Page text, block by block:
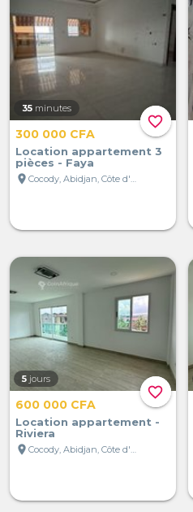
favorite_border
35 minutes
300 000 CFA
Location appartement 3
pièces - Faya
location_on
favorite_border
5 jours
600 000 CFA
Location appartement -
Riviera
location_on